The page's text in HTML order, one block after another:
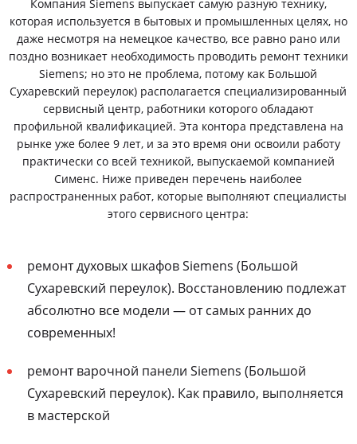
Компания Siemens выпускает самую разную технику,
которая используется в бытовых и промышленных целях, но
даже несмотря на немецкое качество, все равно рано или
поздно возникает необходимость проводить ремонт техники
Siemens; но это не проблема, потому как Большой
Сухаревский переулок) располагается специализированный
сервисный центр, работники которого обладают
профильной квалификацией. Эта контора представлена на
рынке уже более 9 лет, и за это время они освоили работу
практически со всей техникой, выпускаемой компанией
Сименс. Ниже приведен перечень наиболее
распространенных работ, которые выполняют специалисты
этого сервисного центра:
ремонт духовых шкафов Siemens (Большой
Сухаревский переулок). Восстановлению подлежат
абсолютно все модели — от самых ранних до
современных!
ремонт варочной панели Siemens (Большой
Сухаревский переулок). Как правило, выполняется
в мастерской